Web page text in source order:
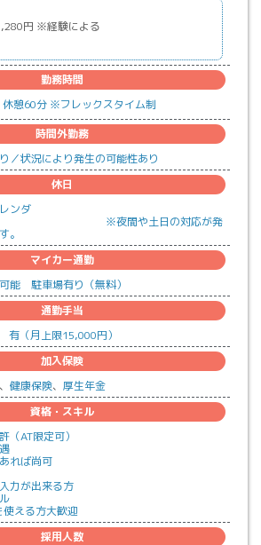
円 ※経験による
勤務時間
休憩60分 ※フレックスタイム制
時間外勤務
／状況により発生の可能性あり
休日
ンダ
や土日の対応が発
。
マイカー通勤
可能 駐車場有り（無料）
通勤手当
有（月上限15,000円）
加入保険
健康保険
厚生年金
資格・スキル
（AT限定可）
ば尚可
力が出来る方
える方大歓迎
採用人数